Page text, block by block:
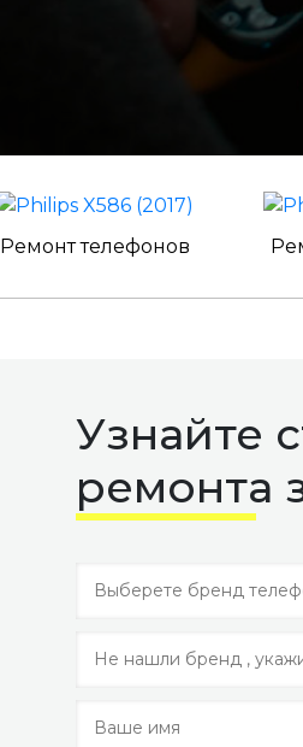
Ремонт телефонов
Узнайте
ремонта